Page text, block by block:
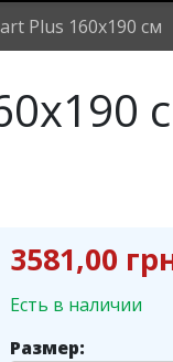
Plus 160x190 см
3581,00
Есть в наличии
Размер: